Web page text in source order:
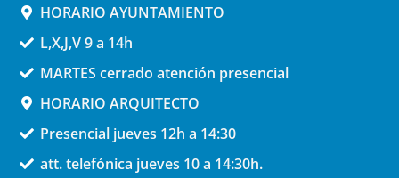
HORARIO AYUNTAMIENTO
L,X,J,V 9 a 14h
MARTES cerrado atención presencial
HORARIO ARQUITECTO
Presencial jueves 12h a 14:30
att. telefónica jueves 10 a 14:30h.